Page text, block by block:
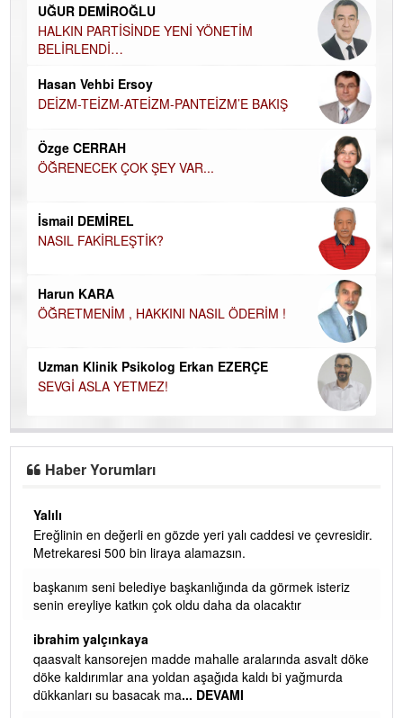
UĞUR DEMİROĞLU
HALKIN PARTİSİNDE YENİ YÖNETİM
BELİRLENDİ…
Hasan Vehbi Ersoy
DEİZM-TEİZM-ATEİZM-PANTEİZM’E BAKIŞ
Özge CERRAH
ÖĞRENECEK ÇOK ŞEY VAR...
İsmail DEMİREL
NASIL FAKİRLEŞTİK?
Harun KARA
ÖĞRETMENİM , HAKKINI NASIL ÖDERİM !
Uzman Klinik Psikolog Erkan EZERÇE
SEVGİ ASLA YETMEZ!
Haber Yorumları
Yalılı
Ereğlinin en değerli en gözde yeri yalı caddesi ve çevresidir.
Metrekaresi 500 bin liraya alamazsın.
başkanım seni belediye başkanlığında da görmek isteriz
senin ereyliye katkın çok oldu daha da olacaktır
ibrahim yalçınkaya
qaasvalt kansorejen madde mahalle aralarında asvalt döke
döke kaldırımlar ana yoldan aşağıda kaldı bi yağmurda
dükkanları su basacak ma... DEVAMI